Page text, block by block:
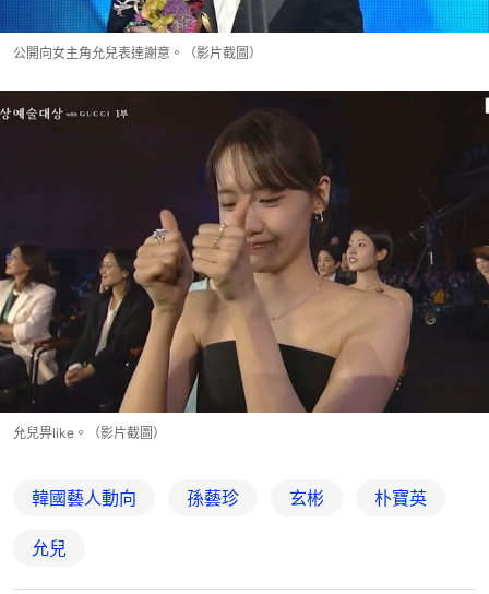
公開向女主角允兒表達謝意。（影片截圖）
允兒畀like。（影片截圖）
韓國藝人動向 孫藝珍 玄彬 朴寶英
允兒